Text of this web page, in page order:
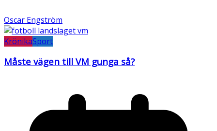
Oscar Engström
KrönikaSport
Måste vägen till VM gunga så?